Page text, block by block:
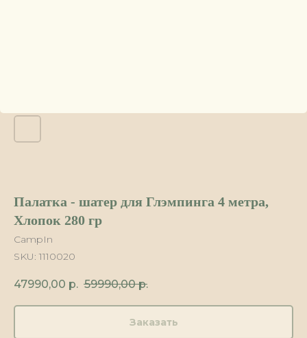
Палатка - шатер для Глэмпинга 4 метра,
Хлопок 280 гр
CampIn
SKU: 1110020
47990,00 р. 59990,00 р.
Заказать